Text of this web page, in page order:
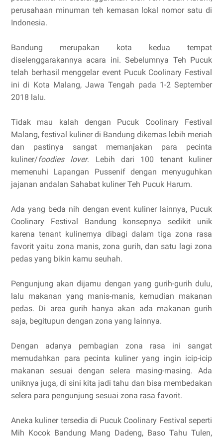
perusahaan minuman teh kemasan lokal nomor satu di
Indonesia.
Bandung merupakan kota kedua tempat
diselenggarakannya acara ini. Sebelumnya Teh Pucuk
telah berhasil menggelar event Pucuk Coolinary Festival
ini di Kota Malang, Jawa Tengah pada 1-2 September
2018 lalu.
Tidak mau kalah dengan Pucuk Coolinary Festival
Malang, festival kuliner di Bandung dikemas lebih meriah
dan pastinya sangat memanjakan para pecinta
kuliner/foodies lover. Lebih dari 100 tenant kuliner
memenuhi Lapangan Pussenif dengan menyuguhkan
jajanan andalan Sahabat kuliner Teh Pucuk Harum.
Ada yang beda nih dengan event kuliner lainnya, Pucuk
Coolinary Festival Bandung konsepnya sedikit unik
karena tenant kulinernya dibagi dalam tiga zona rasa
favorit yaitu zona manis, zona gurih, dan satu lagi zona
pedas yang bikin kamu seuhah.
Pengunjung akan dijamu dengan yang gurih-gurih dulu,
lalu makanan yang manis-manis, kemudian makanan
pedas. Di area gurih hanya akan ada makanan gurih
saja, begitupun dengan zona yang lainnya.
Dengan adanya pembagian zona rasa ini sangat
memudahkan para pecinta kuliner yang ingin icip-icip
makanan sesuai dengan selera masing-masing. Ada
uniknya juga, di sini kita jadi tahu dan bisa membedakan
selera para pengunjung sesuai zona rasa favorit.
Aneka kuliner tersedia di Pucuk Coolinary Festival seperti
Mih Kocok Bandung Mang Dadeng, Baso Tahu Tulen,